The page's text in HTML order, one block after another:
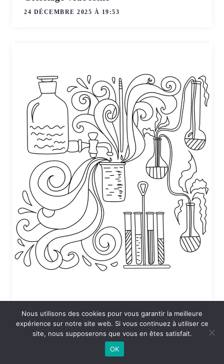
24 DÉCEMBRE 2025 À 19:53
Coloriage Sciences en vrac
24 DÉCEMBRE 2025 À 19:53
Nous utilisons des cookies pour vous garantir la meilleure
expérience sur notre site web. Si vous continuez à utiliser ce
site, nous supposerons que vous en êtes satisfait.
OK